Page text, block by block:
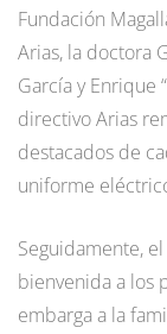
Fundación
Arias, la doctora
García y Enrique
directivo Arias
destacados de
uniforme
Seguidamente,
bienvenida a los
embarga a la